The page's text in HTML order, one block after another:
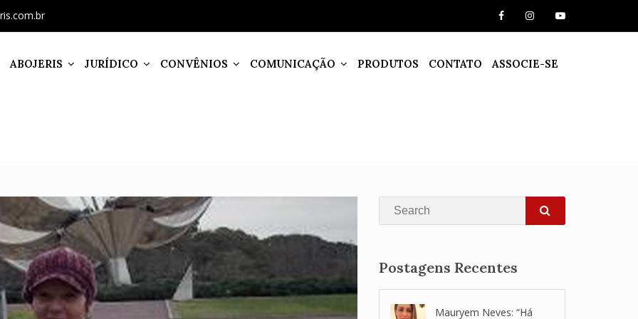
ABOJERIS JURÍDICO CONVÊNIOS COMUNICAÇÃO PRODUTOS CONTATO ASSOCIE-SE
Search
SEARCH
Postagens Recentes
Mauryem Neves: “Há